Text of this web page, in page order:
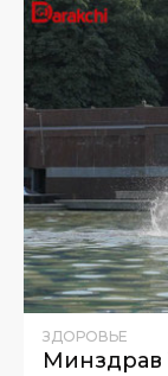
ЗДОРОВЬЕ
Минздрав